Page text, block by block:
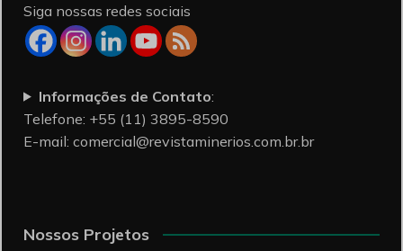
Siga nossas redes sociais
Informações de Contato:
Telefone: +55 (11) 3895-8590
E-mail: comercial@revistaminerios.com.br.br
Nossos Projetos